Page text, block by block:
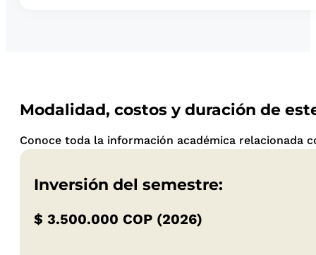
Modalidad, costos y duración de
Conoce toda la información académica relacionada
Inversión del semestre:
$ 3.500.000 COP (2026)